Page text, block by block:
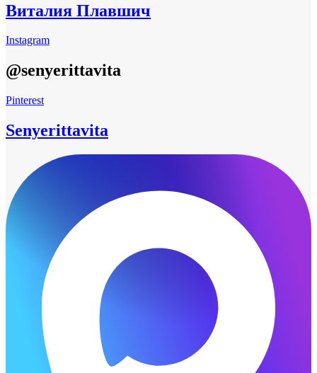
Виталия Плавшич
Instagram
@senyerittavita
Pinterest
Senyerittavita